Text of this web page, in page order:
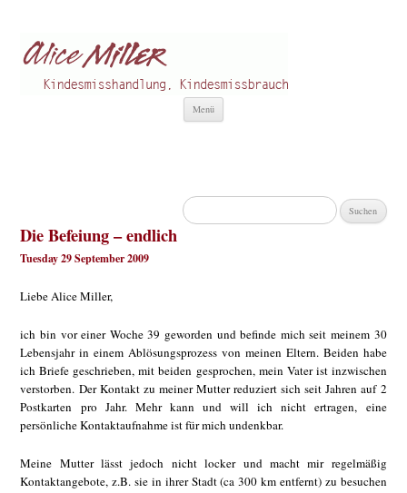
Menü
Suchen
nach:
Die Befeiung – endlich
Tuesday 29 September 2009
Liebe Alice Miller,
ich bin vor einer Woche 39 geworden und befinde mich seit meinem 30
Lebensjahr in einem Ablösungsprozess von meinen Eltern. Beiden habe
ich Briefe geschrieben, mit beiden gesprochen, mein Vater ist inzwischen
verstorben. Der Kontakt zu meiner Mutter reduziert sich seit Jahren auf 2
Postkarten pro Jahr. Mehr kann und will ich nicht ertragen, eine
persönliche Kontaktaufnahme ist für mich undenkbar.
Meine Mutter lässt jedoch nicht locker und macht mir regelmäßig
Kontaktangebote, z.B. sie in ihrer Stadt (ca 300 km entfernt) zu besuchen